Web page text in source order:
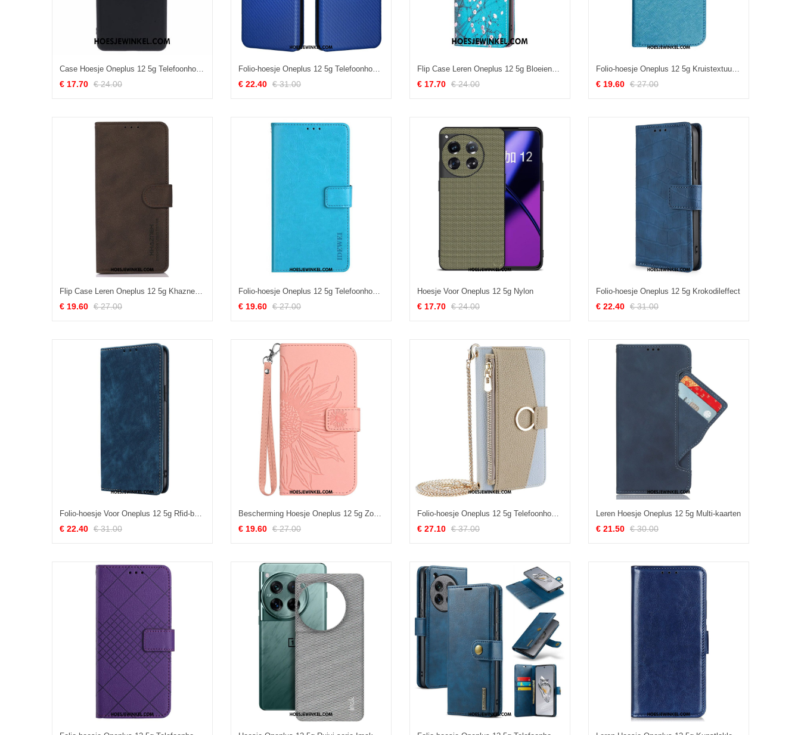
Case Hoesje Oneplus 12 5g Telefoonhoesje Zwart Siliconen
€ 17.70 € 24.00
Folio-hoesje Oneplus 12 5g Telefoonhoesje Koolstofvezel
€ 22.40 € 31.00
Flip Case Leren Oneplus 12 5g Bloeiende Takken
€ 17.70 € 24.00
Folio-hoesje Oneplus 12 5g Kruistextuur Bescherming Hoesje
€ 19.60 € 27.00
Flip Case Leren Oneplus 12 5g Khazneh Ledereffect
€ 19.60 € 27.00
Folio-hoesje Oneplus 12 5g Telefoonhoesje Kunstleer Retro Idewei
€ 19.60 € 27.00
Hoesje Voor Oneplus 12 5g Nylon
€ 17.70 € 24.00
Folio-hoesje Oneplus 12 5g Krokodileffect
€ 22.40 € 31.00
Folio-hoesje Voor Oneplus 12 5g Rfid-bescherming Met Suède-effect
€ 22.40 € 31.00
Bescherming Hoesje Oneplus 12 5g Zonnebloemprint Met Riempje
€ 19.60 € 27.00
Folio-hoesje Oneplus 12 5g Telefoonhoesje Schouderriem Met Spiegel En Ketting
€ 27.10 € 37.00
Leren Hoesje Oneplus 12 5g Multi-kaarten
€ 21.50 € 30.00